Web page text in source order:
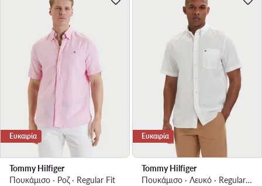
Ευκαιρία
Tommy Hilfiger
Πουκάμισο · Ροζ · Regular Fit
Ευκαιρία
Tommy Hilfiger
Πουκάμισο · Λευκό · Regular Fit